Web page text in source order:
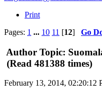
Print
Pages: 1 ... 10 11 [12] Go
Author Topic:
(Read 481388 times)
February 13, 2014, 02:20:12